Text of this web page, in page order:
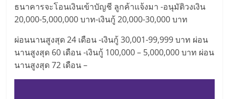
ธนาคารจะโอนเงินเข้าบัญชี ลูกค้าแจ้งมา -อนุมัติวงเงิน
20,000-5,000,000 บาท-เงินกู้ 20,000-30,000 บาท
ผ่อนนานสูงสุด 24 เดือน -เงินกู้ 30,001-99,999 บาท ผ่อน
นานสูงสุด 60 เดือน -เงินกู้ 100,000 – 5,000,000 บาท ผ่อน
นานสูงสุด 72 เดือน –